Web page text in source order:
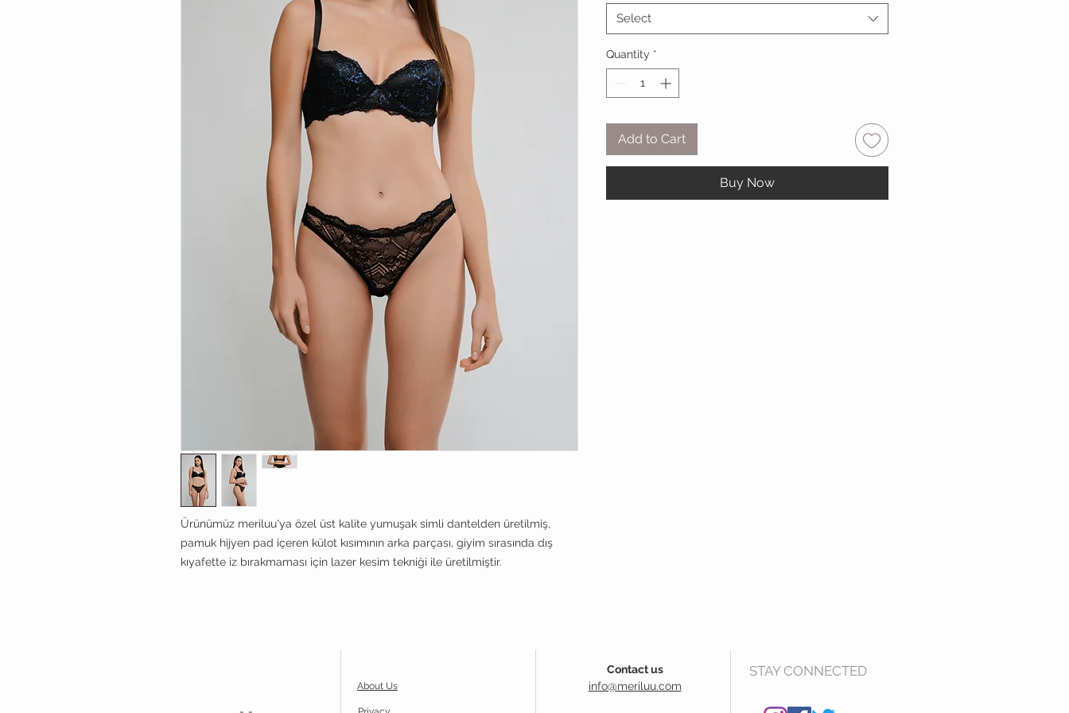
Ürünümüz meriluu'ya özel üst kalite yumuşak simli dantelden üretilmiş,
pamuk hijyen pad içeren külot kısımının arka parçası, giyim sırasında dış
kıyafette iz bırakmaması için lazer kesim tekniği ile üretilmiştir.
Select
Quantity *
Add to Cart
Buy Now
About Us
Contact us
info@meriluu.com
STAY CONNECTED